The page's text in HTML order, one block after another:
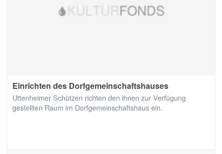
Einrichten des Dorfgemeinschaftshauses
Uttenheimer Schützen richten den ihnen zur Verfügung
gestellten Raum im Dorfgemeinschaftshaus ein.